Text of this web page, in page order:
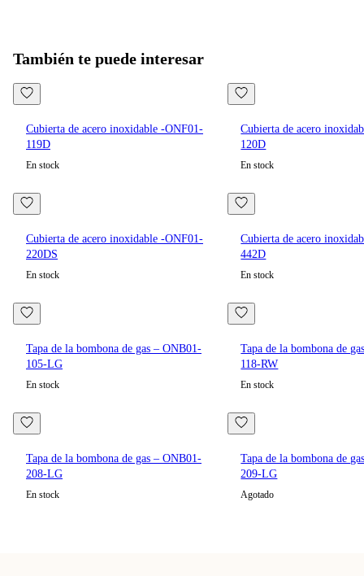
También te puede interesar
Cubierta de acero inoxidable -ONF01-
119D
En stock
Cubierta de acero
120D
En stock
Cubierta de acero inoxidable -ONF01-
220DS
En stock
Cubierta de acero
442D
En stock
Tapa de la bombona de gas – ONB01-
105-LG
En stock
Tapa de la bombona de
118-RW
En stock
Tapa de la bombona de gas – ONB01-
208-LG
En stock
Tapa de la bombona de
209-LG
Agotado